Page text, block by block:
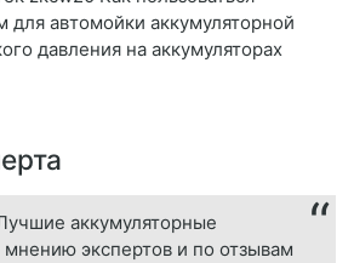
для автомойки аккумуляторной
давления на аккумуляторах
аккумуляторные
экспертов и по отзывам